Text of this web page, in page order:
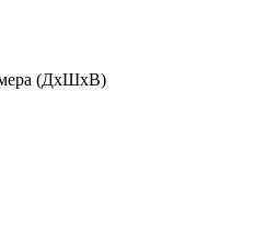
(ДхШхВ)